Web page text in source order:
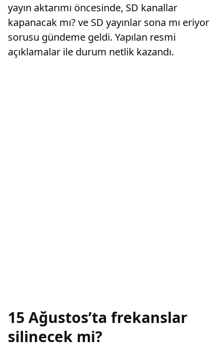
yayın aktarımı öncesinde, SD kanallar
kapanacak mı? ve SD yayınlar sona mı eriyor
sorusu gündeme geldi. Yapılan resmi
açıklamalar ile durum netlik kazandı.
15 Ağustos’ta frekanslar
silinecek mi?